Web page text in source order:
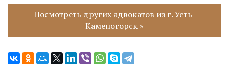
Посмотреть других адвокатов из г. Усть-
Каменогорск »